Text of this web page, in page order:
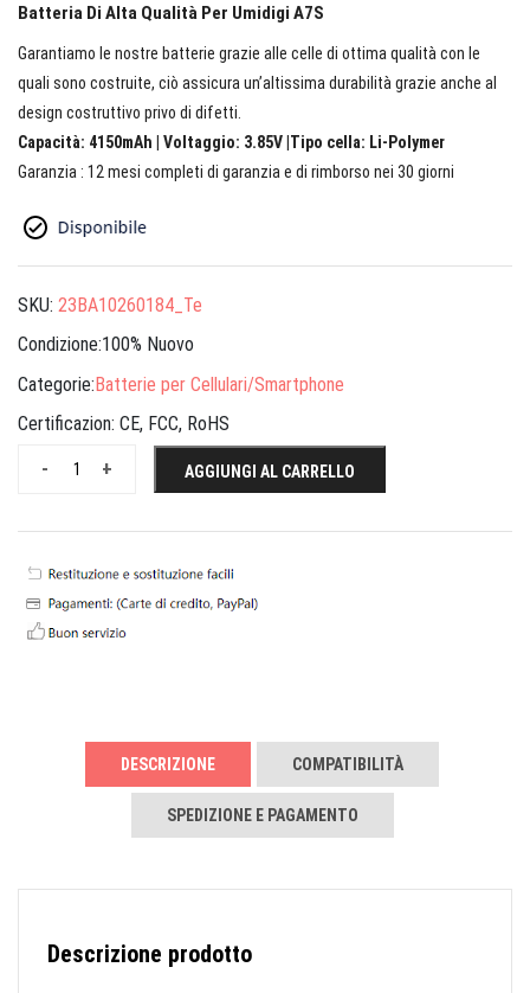
Batteria Di Alta Qualità Per Umidigi A7S
Garantiamo le nostre batterie grazie alle celle di ottima qualità con le
quali sono costruite, ciò assicura un’altissima durabilità grazie anche al
design costruttivo privo di difetti.
Capacità: 4150mAh | Voltaggio: 3.85V |Tipo cella: Li-Polymer
Garanzia : 12 mesi completi di garanzia e di rimborso nei 30 giorni
SKU: 23BA10260184_Te
Condizione:100% Nuovo
Categorie:Batterie per Cellulari/Smartphone
Certificazion: CE, FCC, RoHS
+
- AGGIUNGI AL CARRELLO
DESCRIZIONE COMPATIBILITÀ
SPEDIZIONE E PAGAMENTO
Descrizione prodotto